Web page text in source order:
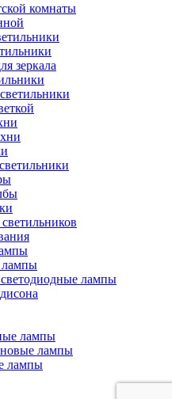
комнаты
зеркала
лампы
лампы
лампы
лампы
лампы